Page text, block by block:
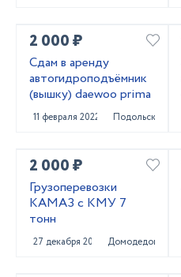
2 000 ₽
Сдам в аренду
автогидроподъёмник
(вышку) daewoo prima
11 февраля 2022 Подольск
2 000 ₽
Грузоперевозки
КАМАЗ с КМУ 7
тонн
27 декабря 2021 Домодедово